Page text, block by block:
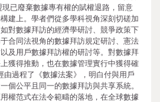
已廢棄數據專有權的賦權退路，留意
建上。學者們從多學科視角深刻切磋加
對數據拜訪的經濟學研討、競爭政策下
合同法視角的數據拜訪規定研討、憲法
及用戶數據拜訪權的研討等。對數據拜
獲得推動，也在數據管理實行中獲得確
過程了《數據法案》，明白付與用戶
個公平且同一的數據拜訪與共享系統。
權范式在法令範疇的落地，在全球數據